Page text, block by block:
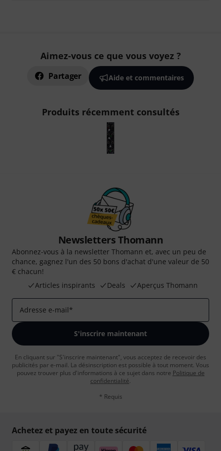
Aimez-vous ce que vous voyez ?
Partager Aide et commentaires
Produits récemment consultés
Newsletters Thomann
Abonnez-vous à la newsletter Thomann et, avec un peu de
chance, gagnez l'un des 50 bons d'achat d'une valeur de 50
€ chacun!
Articles inspirants
Deals Aperçus Thomann
Adresse e-mail*
S'inscrire maintenant
En cliquant sur "S'inscrire maintenant", vous acceptez de recevoir des
publicités par e-mail. La désinscription est possible à tout moment. Vous
pouvez trouver plus d'informations à ce sujet dans notre Politique de
confidentialité.
* Requis
Achetez et payez en toute sécurité